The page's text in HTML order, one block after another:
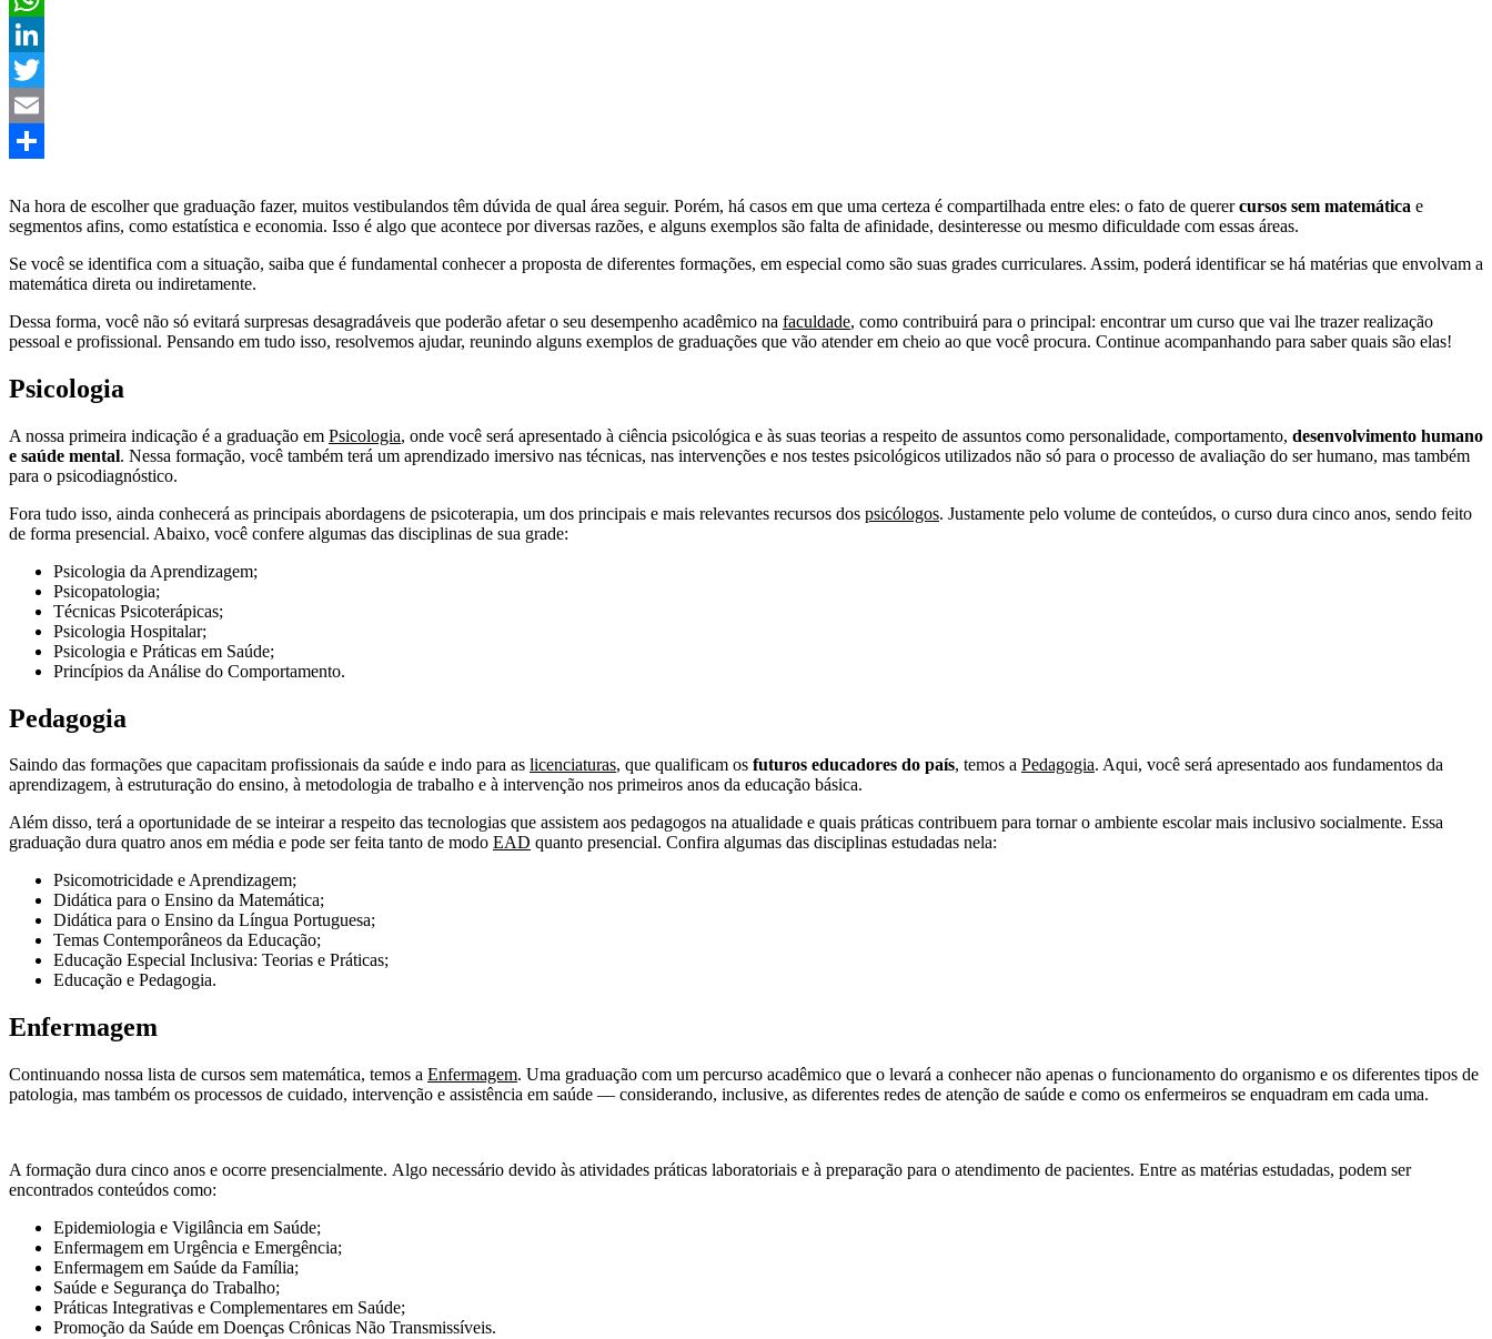
WhatsApp
LinkedIn
Twitter
Email
Na hora de escolher que graduação fazer, muitos vestibulandos têm dúvida de qual área seguir. Porém, há casos em que uma certeza é compartilhada entre eles: o fato de querercursos sem matemática e
segmentos afins, como estatística e economia. Isso é algo que acontece por diversas razões, e alguns exemplos são falta de afinidade, desinteresse ou mesmo dificuldade com essas áreas.
Se você se identifica com a situação, saiba que é fundamental conhecer a proposta de diferentes formações, em especial como são suas grades curriculares. Assim, poderá identificar se há matérias que envolvam a
matemática direta ou indiretamente.
Dessa forma, você não só evitará surpresas desagradáveis que poderão afetar o seu desempenho acadêmico na faculdade, como contribuirá para o principal: encontrar um curso que vai lhe trazer realização
pessoal e profissional. Pensando em tudo isso, resolvemos ajudar, reunindo alguns exemplos de graduações que vão atender em cheio ao que você procura. Continue acompanhando para saber quais são elas!
Psicologia
A nossa primeira indicação é a graduação em Psicologia, onde você será apresentado à ciência psicológica e às suas teorias a respeito de assuntos como personalidade, comportamento, desenvolvimento humano
e saúde mental. Nessa formação, você também terá um aprendizado imersivo nas técnicas, nas intervenções e nos testes psicológicos utilizados não só para o processo de avaliação do ser humano, mas também
para o psicodiagnóstico.
Fora tudo isso, ainda conhecerá as principais abordagens de psicoterapia, um dos principais e mais relevantes recursos dos psicólogos. Justamente pelo volume de conteúdos, o curso dura cinco anos, sendo feito
de forma presencial. Abaixo, você confere algumas das disciplinas de sua grade:
Psicologia da Aprendizagem;
Psicopatologia;
Técnicas Psicoterápicas;
Psicologia Hospitalar;
Psicologia e Práticas em Saúde;
Princípios da Análise do Comportamento.
Pedagogia
Saindo das formações que capacitam profissionais da saúde e indo para as licenciaturas, que qualificam os futuros educadores do país, temos a Pedagogia. Aqui, você será apresentado aos fundamentos da
aprendizagem, à estruturação do ensino, à metodologia de trabalho e à intervenção nos primeiros anos da educação básica.
Além disso, terá a oportunidade de se inteirar a respeito das tecnologias que assistem aos pedagogos na atualidade e quais práticas contribuem para tornar o ambiente escolar mais inclusivo socialmente. Essa
graduação dura quatro anos em média e pode ser feita tanto de modo EAD quanto presencial. Confira algumas das disciplinas estudadas nela:
Psicomotricidade e Aprendizagem;
Didática para o Ensino da Matemática;
Didática para o Ensino da Língua Portuguesa;
Temas Contemporâneos da Educação;
Educação Especial Inclusiva: Teorias e Práticas;
Educação e Pedagogia.
Enfermagem
Continuando nossa lista de cursos sem matemática, temos a Enfermagem. Uma graduação com um percurso acadêmico que o levará a conhecer não apenas o funcionamento do organismo e os diferentes tipos de
patologia, mas também os processos de cuidado, intervenção e assistência em saúde — considerando, inclusive, as diferentes redes de atenção de saúde e como os enfermeiros se enquadram em cada uma.
A formação dura cinco anos e ocorre presencialmente. Algo necessário devido às atividades práticas laboratoriais e à preparação para o atendimento de pacientes. Entre as matérias estudadas, podem ser
encontrados conteúdos como:
Epidemiologia e Vigilância em Saúde;
Enfermagem em Urgência e Emergência;
Enfermagem em Saúde da Família;
Saúde e Segurança do Trabalho;
Práticas Integrativas e Complementares em Saúde;
Promoção da Saúde em Doenças Crônicas Não Transmissíveis.